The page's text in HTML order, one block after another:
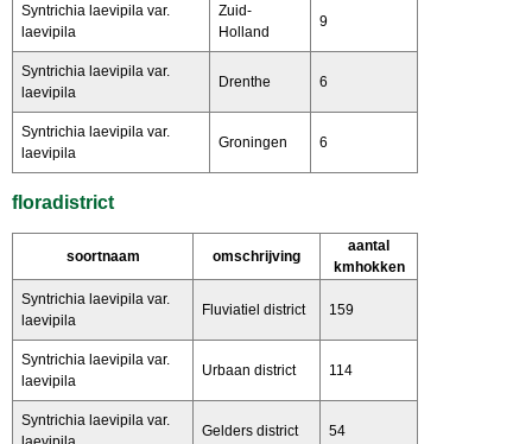
Syntrichia laevipila var.
laevipila
Zuid-
Holland
9
Syntrichia laevipila var.
laevipila
Drenthe 6
Syntrichia laevipila var.
laevipila
Groningen 6
floradistrict
soortnaam omschrijving
aantal
kmhokken
Syntrichia laevipila var.
laevipila
Fluviatiel district 159
Syntrichia laevipila var.
laevipila
Urbaan district 114
Syntrichia laevipila var.
Gelders district 54